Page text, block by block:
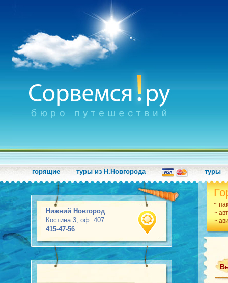
горящие туры из Н.Новгорода туры
Нижний Новгород
Костина 3, оф. 407
415-47-56
~
~
~